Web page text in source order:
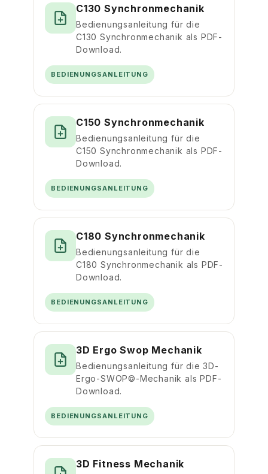
C130 Synchronmechanik
Bedienungsanleitung für die
C130 Synchronmechanik als PDF-
Download.
BEDIENUNGSANLEITUNG
C150 Synchronmechanik
Bedienungsanleitung für die
C150 Synchronmechanik als PDF-
Download.
BEDIENUNGSANLEITUNG
C180 Synchronmechanik
Bedienungsanleitung für die
C180 Synchronmechanik als PDF-
Download.
BEDIENUNGSANLEITUNG
3D Ergo Swop Mechanik
Bedienungsanleitung für die 3D-
Ergo-SWOP©-Mechanik als PDF-
Download.
BEDIENUNGSANLEITUNG
3D Fitness Mechanik